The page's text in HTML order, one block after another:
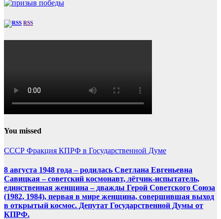
RSS
You missed
СССР Фракция КПРФ в Государственной Думе
8 августа 1948 года – родилась Светлана Евгеньевна
Савицкая – советский космонавт, лётчик-испытатель,
единственная женщина – дважды Герой Советского Союза
(1982, 1984), первая в мире женщина, совершившая выход
в открытый космос. Депутат Государственной Думы от
КПРФ.